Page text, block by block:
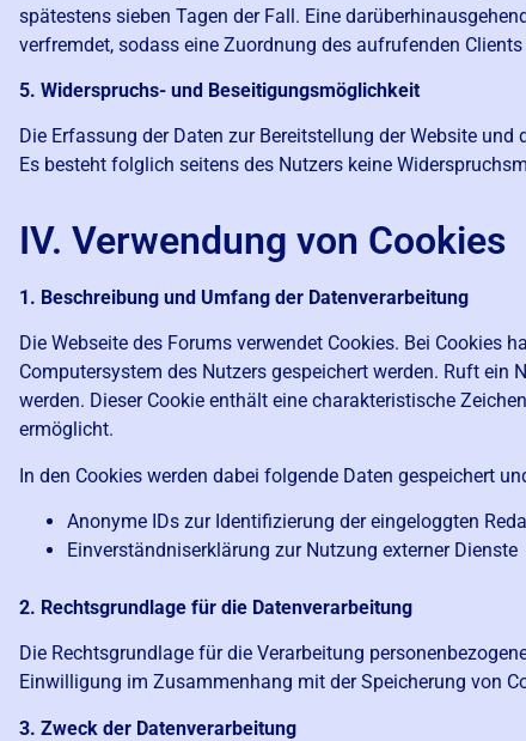
spätestens sieben Tagen der Fall. Eine
verfremdet, sodass eine Zuordnung des aufrufenden
5. Widerspruchs- und Beseitigungsmöglichkeit
Die Erfassung der Daten zur Bereitstellung der Website
Es besteht folglich seitens des Nutzers keine
IV. Verwendung von Cookies
1. Beschreibung und Umfang der Datenverarbeitung
Die Webseite des Forums verwendet Cookies. Bei Cookies
Computersystem des Nutzers gespeichert werden. Ruft ein
werden. Dieser Cookie enthält eine charakteristische
ermöglicht.
In den Cookies werden dabei folgende Daten gespeichert
Anonyme IDs zur Identifizierung der eingeloggten
Einverständniserklärung zur Nutzung externer Dienste
2. Rechtsgrundlage für die Datenverarbeitung
Die Rechtsgrundlage für die Verarbeitung
Einwilligung im Zusammenhang mit der Speicherung von
3. Zweck der Datenverarbeitung